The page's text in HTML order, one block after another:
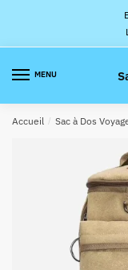
la
navigation
contenu
MENU
Accueil / Sac à Dos